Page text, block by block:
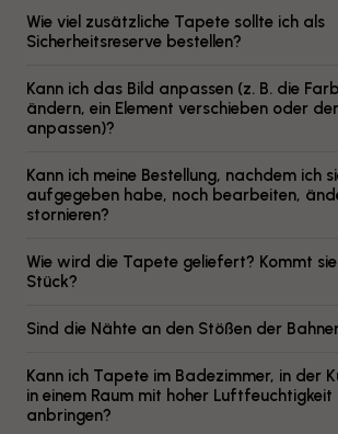
Wie viel zusätzliche Tapete sollte ich als
Sicherheitsreserve bestellen?
Kann ich das Bild anpassen (z. B. die
ändern, ein Element verschieben oder
anpassen)?
Kann ich meine Bestellung, nachdem ich
aufgegeben habe, noch bearbeiten,
stornieren?
Wie wird die Tapete geliefert? Kommt sie
Stück?
Sind die Nähte an den Stößen der
Kann ich Tapete im Badezimmer, in der
in einem Raum mit hoher Luftfeuchtigkeit
anbringen?